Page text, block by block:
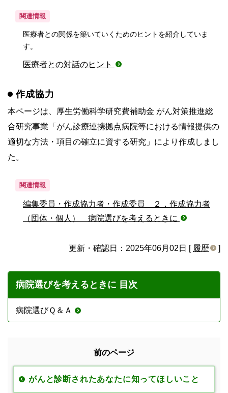
関連情報
医療者との関係を築いていくためのヒントを紹介していま
す。
医療者との対話のヒント
作成協力
本ページは、厚生労働科学研究費補助金 がん対策推進総
合研究事業「がん診療連携拠点病院等における情報提供の
適切な方法・項目の確立に資する研究」により作成しまし
た。
関連情報
編集委員・作成協力者・作成委員 ２．作成協力者
（団体・個人） 病院選びを考えるときに
更新・確認日：2025年06月02日 [ 履歴 ]
病院選びを考えるときに 目次
病院選びＱ＆Ａ
前のページ
がんと診断されたあなたに知ってほしいこと